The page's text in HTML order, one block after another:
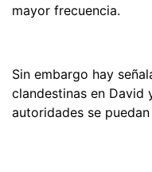
mayor frecuencia.
Sin embargo hay
clandestinas en
autoridades se